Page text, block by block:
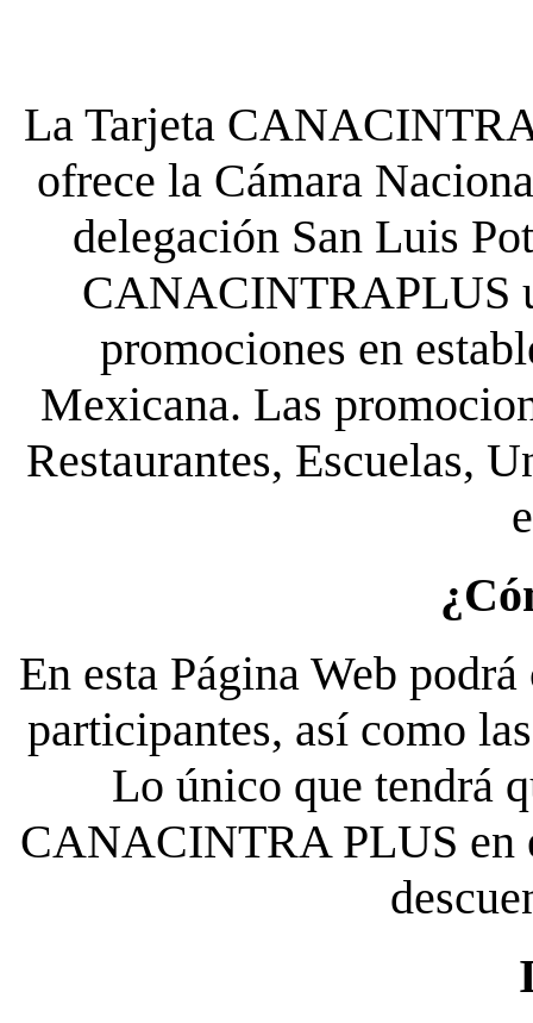
La Tarjeta
ofrece la Cámara
delegación San Luis
CANACINTRAPLUS
promociones en
Mexicana. Las
Restaurantes, Escuelas,
En esta Página Web
participantes, así como
Lo único que tendrá
CANACINTRA PLUS en